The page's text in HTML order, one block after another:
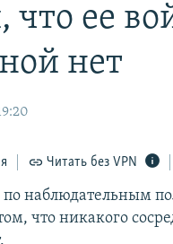
что ее
нет
Читать без VPN
по наблюдательным
что никакого